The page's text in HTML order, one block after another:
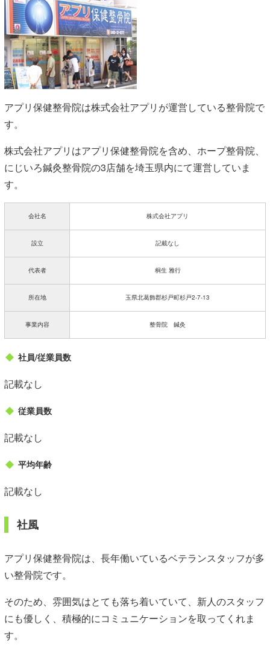
アプリ保健整骨院は株式会社アプリが運営している整骨院で
す。
株式会社アプリはアプリ保健整骨院を含め、ホープ整骨院、
にじいろ鍼灸整骨院の3店舗を埼玉県内にて運営していま
す。
会社名 株式会社アプリ
設立 記載なし
代表者 桐生 雅行
所在地 玉県北葛飾郡杉戸町杉戸2-7-13
事業内容 整骨院 鍼灸
社員/従業員数
記載なし
従業員数
記載なし
平均年齢
記載なし
社風
アプリ保健整骨院は、長年働いているベテランスタッフが多
い整骨院です。
そのため、雰囲気はとても落ち着いていて、新人のスタッフ
にも優しく、積極的にコミュニケーションを取ってくれま
す。